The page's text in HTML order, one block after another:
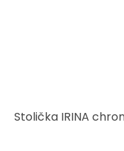
Stolička IRINA